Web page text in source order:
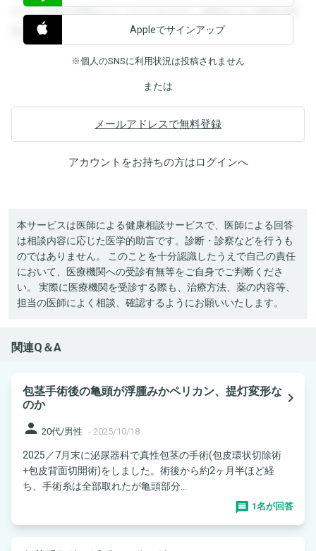
すると回答を閲覧することができます。登録すると回答を閲
覧することができます。
Appleでサインアップ
※個人のSNSに利用状況は投稿されません
または
メールアドレスで無料登録
アカウントをお持ちの方はログインへ
本サービスは医師による健康相談サービスで、医師による回答
は相談内容に応じた医学的助言です。診断・診察などを行うも
のではありません。 このことを十分認識したうえで自己の責任
において、医療機関への受診有無等をご自身でご判断くださ
い。 実際に医療機関を受診する際も、治療方法、薬の内容等、
担当の医師によく相談、確認するようにお願いいたします。
関連Q＆A
包茎手術後の亀頭が浮腫みかペリカン、提灯変形な
のか
navigate_next
person 20代/男性 - 2025/10/18
2025／7月末に泌尿器科で真性包茎の手術(包皮環状切除術
+包皮背面切開術)をしました。術後から約2ヶ月半ほど経
ち、手術糸は全部取れたが亀頭部分...
1名が回答